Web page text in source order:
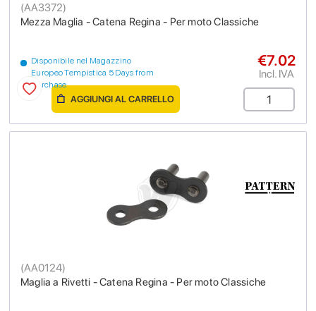
Mezza Maglia - Catena Regina - Per moto Classiche
(AA3372)
Disponibile nel Magazzino
Europeo Tempistica 5 Days from
purchase
€7.02
Incl. IVA
AGGIUNGI AL CARRELLO
Maglia a Rivetti - Catena Regina - Per moto Classiche
(AA0124)